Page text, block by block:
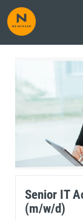
Senior IT
(m/w/d)